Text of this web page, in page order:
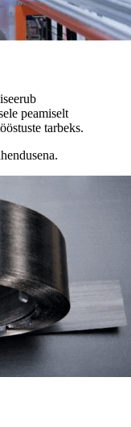
peamiselt
tarbeks.